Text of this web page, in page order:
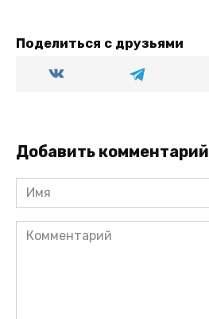
Поделиться с друзьями
Добавить комментарий
Имя
Комментарий